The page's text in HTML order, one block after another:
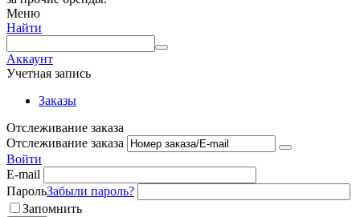
Меню
Найти
Аккаунт
Учетная запись
Заказы
Отслеживание заказа
Отслеживание заказа
Войти
E-mail
ПарольЗабыли пароль?
Запомнить